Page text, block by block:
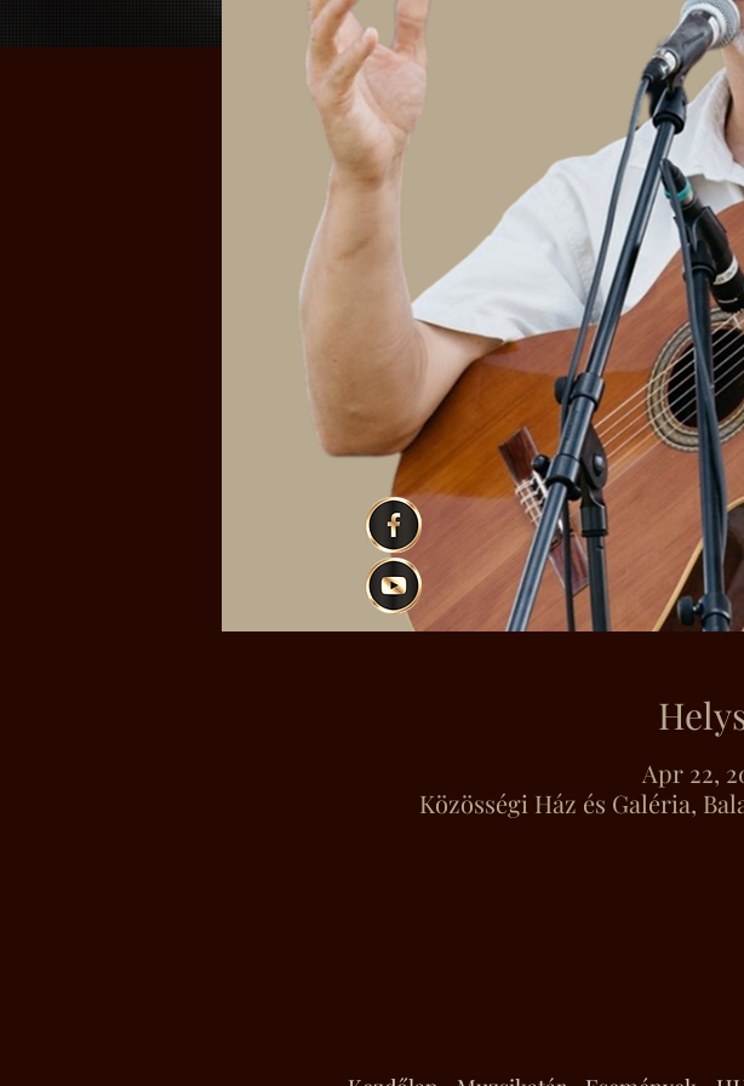
Apr 22,
Közösségi Ház és Galéria,